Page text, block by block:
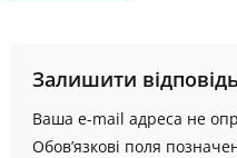
Залишити відповідь
Ваша e-mail адреса не
Обов’язкові поля